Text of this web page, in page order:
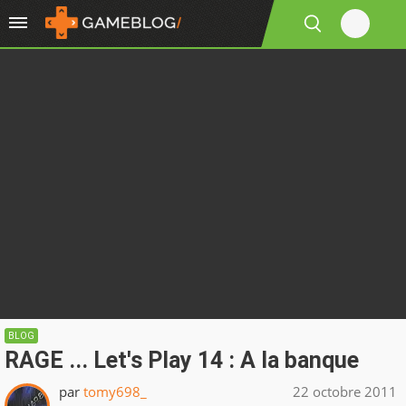
BLOG
RAGE ... Let's Play 14 : A la banque
par tomy698_ 22 octobre 2011